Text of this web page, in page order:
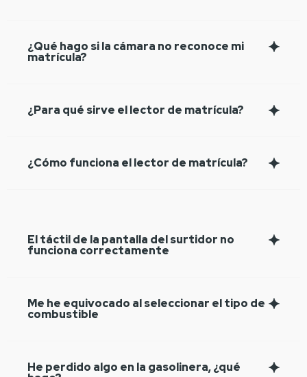
¿Qué hago si la cámara no reconoce mi
matrícula?
¿Para qué sirve el lector de matrícula?
¿Cómo funciona el lector de matrícula?
El táctil de la pantalla del surtidor no
funciona correctamente
Me he equivocado al seleccionar el tipo de
combustible
He perdido algo en la gasolinera, ¿qué